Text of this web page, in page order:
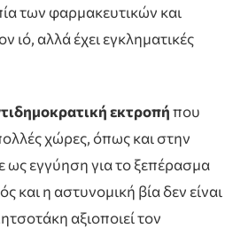
των φαρμακευτικών και
ιό, αλλά έχει εγκληματικές
εκτροπήπου
χώρες, όπως και στην
εγγύηση για το ξεπέρασμα
και η αστυνομική βία δεν είναι
αξιοποιεί τον